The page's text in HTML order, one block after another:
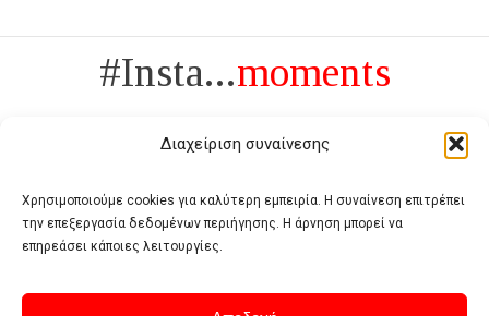
Διαχείριση συναίνεσης
Χρησιμοποιούμε cookies για καλύτερη εμπειρία. Η συναίνεση επιτρέπει
την επεξεργασία δεδομένων περιήγησης. Η άρνηση μπορεί να
επηρεάσει κάποιες λειτουργίες.
#Insta...moments
Πολυτέλεια δεν είναι το αντίθετο της ανέχειας, είναι το αντίθετο της